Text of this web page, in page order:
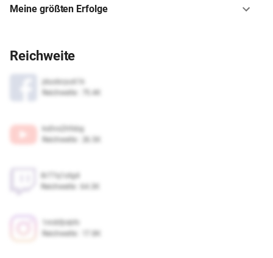
Meine größten Erfolge
Reichweite
jduobcyu61k
Reichweite
ks0vs2hfxbg
Reichweite
8r77q1otg4
Reichweite
1mi6fjrsbfv
Reichweite